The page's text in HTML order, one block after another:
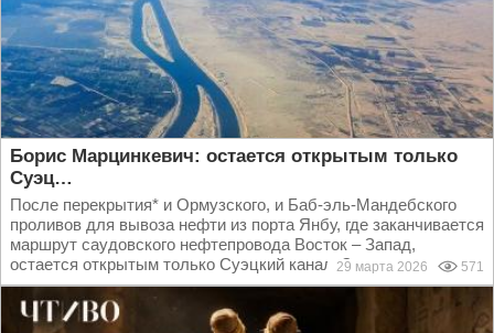
Борис Марцинкевич: остается открытым только
Суэц…
После перекрытия* и Ормузского, и Баб-эль-Мандебского
проливов для вывоза нефти из порта Янбу, где заканчивается
маршрут саудовского нефтепровода Восток – Запад,
остается открытым только Суэцкий канал. Задачка...
29 марта 2026 571